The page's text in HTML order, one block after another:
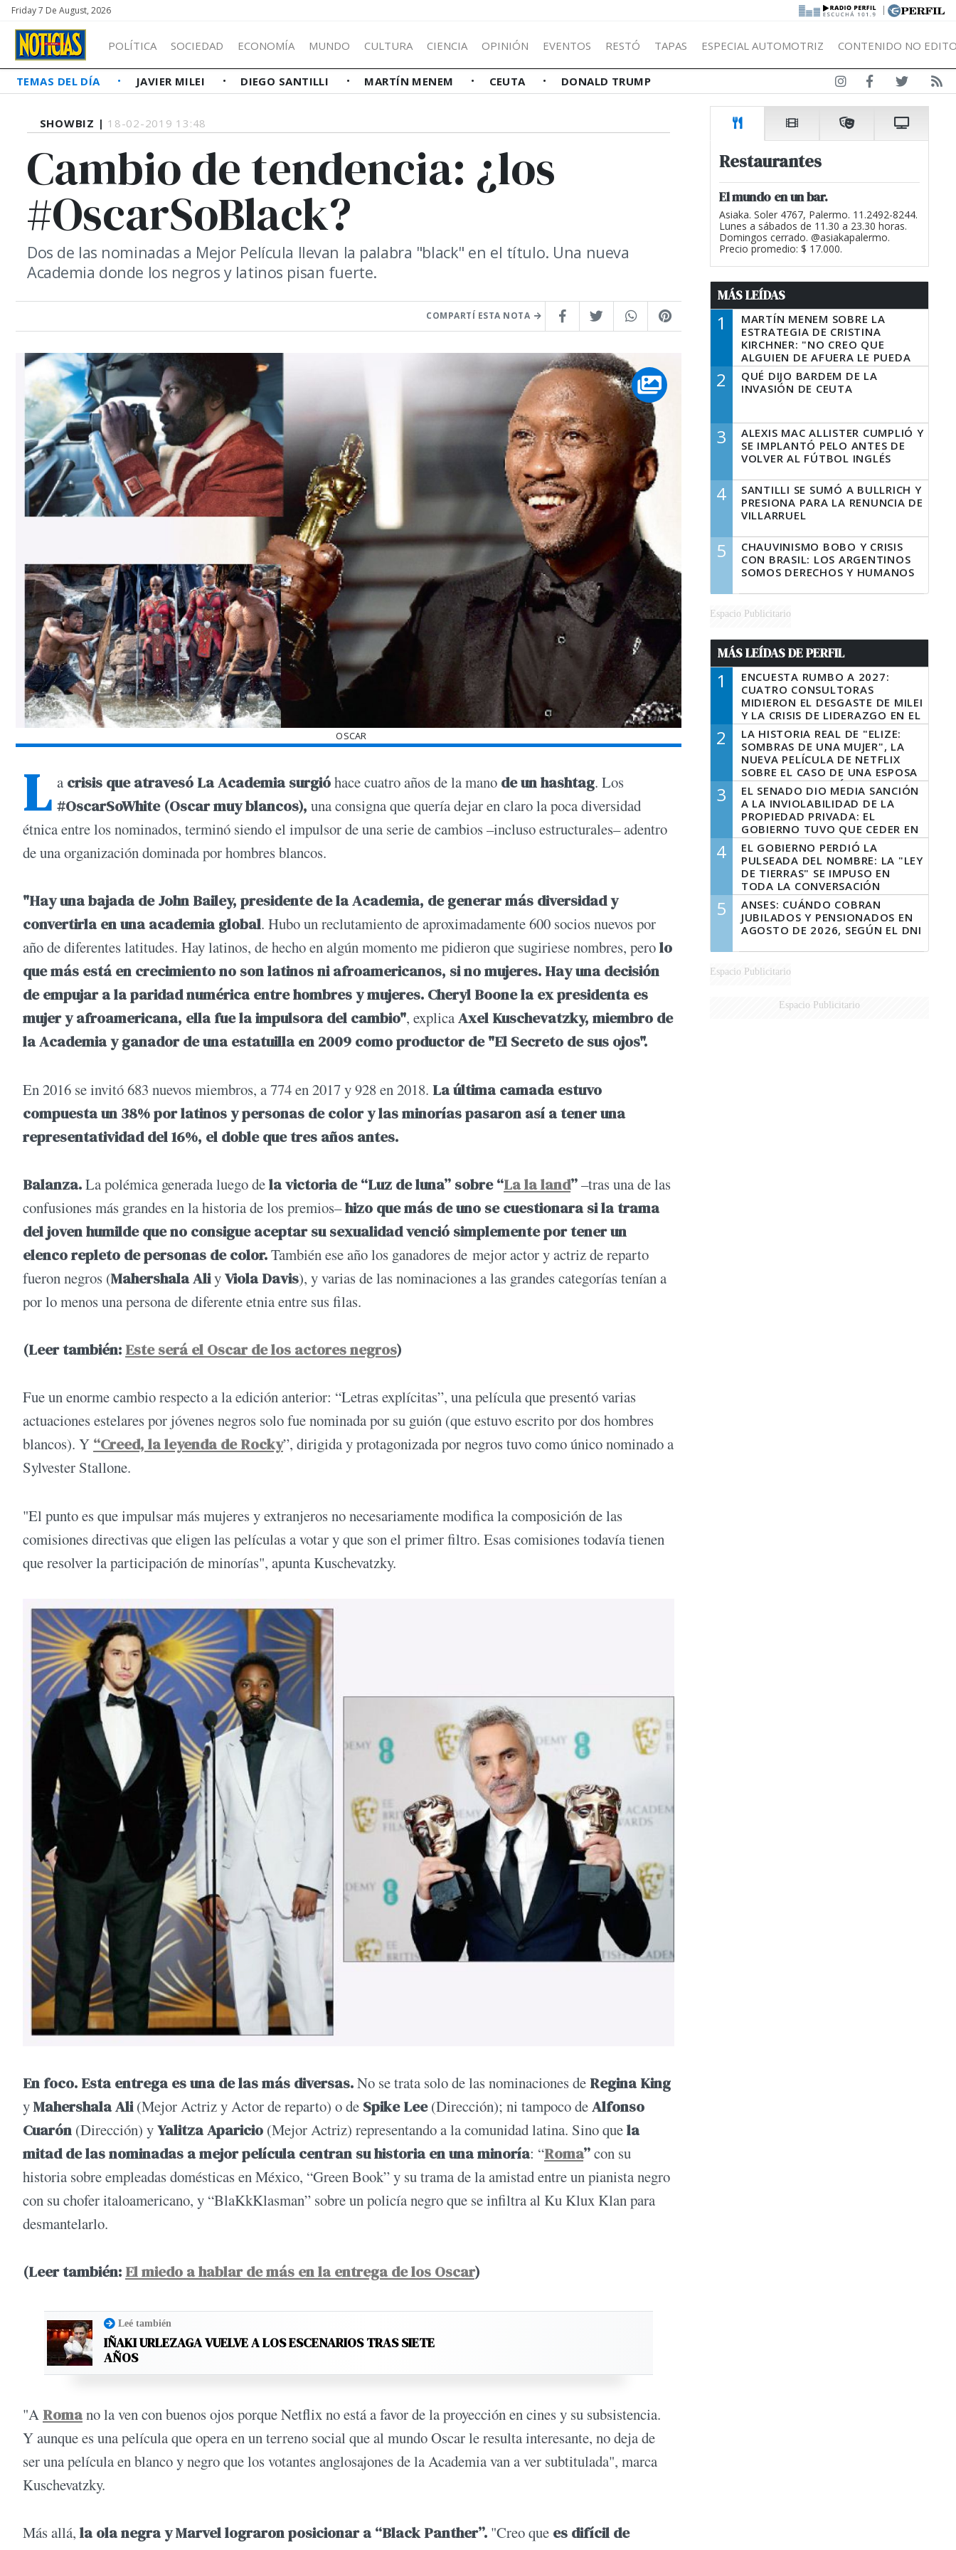
Friday 7 De August, 2026 |
POLÍTICA SOCIEDAD ECONOMÍA MUNDO CULTURA CIENCIA OPINIÓN EVENTOS RESTÓ TAPAS ESPECIAL AUTOMOTRIZ CONTENIDO NO
TEMAS DEL DÍA JAVIER MILEI DIEGO SANTILLI MARTÍN MENEM CEUTA DONALD TRUMP
SHOWBIZ | 18-02-2019 13:48
Cambio de tendencia: ¿los
#OscarSoBlack?
Dos de las nominadas a Mejor Película llevan la palabra "black" en el título. Una nueva
Academia donde los negros y latinos pisan fuerte.
COMPARTÍ ESTA NOTA
OSCAR
L a crisis que atravesó La Academia surgióhace cuatro años de la mano de un hashtag. Los
#OscarSoWhite (Oscar muy blancos), una consigna que quería dejar en claro la poca diversidad
étnica entre los nominados, terminó siendo el impulsor de una serie de cambios –incluso estructurales– adentro
de una organización dominada por hombres blancos.
"Hay una bajada de John Bailey, presidente de la Academia, de generar más diversidad y
convertirla en una academia global. Hubo un reclutamiento de aproximadamente 600 socios nuevos por
año de diferentes latitudes. Hay latinos, de hecho en algún momento me pidieron que sugiriese nombres, perolo
que más está en crecimiento no son latinos ni afroamericanos, si no mujeres. Hay una decisión
de empujar a la paridad numérica entre hombres y mujeres. Cheryl Boone la ex presidenta es
mujer y afroamericana, ella fue la impulsora del cambio", explicaAxel Kuschevatzky, miembro de
la Academia y ganador de una estatuilla en 2009 como productor de "El Secreto de sus ojos".
En 2016 se invitó 683 nuevos miembros, a 774 en 2017 y 928 en 2018. La última camada estuvo
compuesta un 38% por latinos y personas de color y las minorías pasaron así a tener una
representatividad del 16%, el doble que tres años antes.
Balanza.La polémica generada luego dela victoria de “Luz de luna” sobre “La la land”–tras una de las
confusiones más grandes en la historia de los premios–hizo que más de uno se cuestionara si la trama
del joven humilde que no consigue aceptar su sexualidad venció simplemente por tener un
elenco repleto de personas de color.También ese año los ganadores de mejor actor y actriz de reparto
fueron negros (Mahershala AliyViola Davis), y varias de las nominaciones a las grandes categorías tenían a
por lo menos una persona de diferente etnia entre sus filas.
(Leer también: Este será el Oscar de los actores negros)
Fue un enorme cambio respecto a la edición anterior: “Letras explícitas”, una película que presentó varias
actuaciones estelares por jóvenes negros solo fue nominada por su guión (que estuvo escrito por dos hombres
blancos). Y “Creed, la leyenda de Rocky”, dirigida y protagonizada por negros tuvo como único nominado a
Sylvester Stallone.
"El punto es que impulsar más mujeres y extranjeros no necesariamente modifica la composición de las
comisiones directivas que eligen las películas a votar y que son el primer filtro. Esas comisiones todavía tienen
que resolver la participación de minorías", apunta Kuschevatzky.
En foco. Esta entrega es una de las más diversas.No se trata solo de las nominaciones de Regina King
yMahershala Ali(Mejor Actriz y Actor de reparto) o de Spike Lee(Dirección); ni tampoco deAlfonso
Cuarón (Dirección) yYalitza Aparicio (Mejor Actriz) representando a la comunidad latina. Sino quela
mitad de las nominadas a mejor película centran su historia en una minoría: “Roma”con su
historia sobre empleadas domésticas en México, “Green Book” y su trama de la amistad entre un pianista negro
con su chofer italoamericano, y “BlaKkKlasman” sobre un policía negro que se infiltra al Ku Klux Klan para
desmantelarlo.
(Leer también: El miedo a hablar de más en la entrega de los Oscar)
Leé también
IÑAKI URLEZAGA VUELVE A LOS ESCENARIOS TRAS SIETE
AÑOS
"A Romano la ven con buenos ojos porque Netflix no está a favor de la proyección en cines y su subsistencia.
Y aunque es una película que opera en un terreno social que al mundo Oscar le resulta interesante, no deja de
ser una película en blanco y negro que los votantes anglosajones de la Academia van a ver subtitulada", marca
Kuschevatzky.
Más allá, la ola negra y Marvel lograron posicionar a “Black Panther”. "Creo que es difícil de
Restaurantes
El mundo en un bar.
Asiaka. Soler 4767, Palermo. 11.2492-8244.
Lunes a sábados de 11.30 a 23.30 horas.
Domingos cerrado. @asiakapalermo.
Precio promedio: $ 17.000.
MÁS LEÍDAS
1
MARTÍN MENEM SOBRE LA
ESTRATEGIA DE CRISTINA
KIRCHNER: "NO CREO QUE
ALGUIEN DE AFUERA LE PUEDA
DECIR A LA JUSTICIA LO QUE
TIENE QUE HACER"
2
QUÉ DIJO BARDEM DE LA
INVASIÓN DE CEUTA
3
ALEXIS MAC ALLISTER CUMPLIÓ Y
SE IMPLANTÓ PELO ANTES DE
VOLVER AL FÚTBOL INGLÉS
4
SANTILLI SE SUMÓ A BULLRICH Y
PRESIONA PARA LA RENUNCIA DE
VILLARRUEL
5
CHAUVINISMO BOBO Y CRISIS
CON BRASIL: LOS ARGENTINOS
SOMOS DERECHOS Y HUMANOS
Espacio Publicitario
MÁS LEÍDAS DE PERFIL
1
ENCUESTA RUMBO A 2027:
CUATRO CONSULTORAS
MIDIERON EL DESGASTE DE MILEI
Y LA CRISIS DE LIDERAZGO EN EL
PERONISMO
2
LA HISTORIA REAL DE "ELIZE:
SOMBRAS DE UNA MUJER", LA
NUEVA PELÍCULA DE NETFLIX
SOBRE EL CASO DE UNA ESPOSA
QUE DESCUARTIZÓ A SU
MARIDO
3
EL SENADO DIO MEDIA SANCIÓN
A LA INVIOLABILIDAD DE LA
PROPIEDAD PRIVADA: EL
GOBIERNO TUVO QUE CEDER EN
LA LEY DEL MANEJO DEL FUEGO
4
EL GOBIERNO PERDIÓ LA
PULSEADA DEL NOMBRE: LA "LEY
DE TIERRAS" SE IMPUSO EN
TODA LA CONVERSACIÓN
DIGITAL
5
ANSES: CUÁNDO COBRAN
JUBILADOS Y PENSIONADOS EN
AGOSTO DE 2026, SEGÚN EL DNI
Espacio Publicitario
Espacio Publicitario